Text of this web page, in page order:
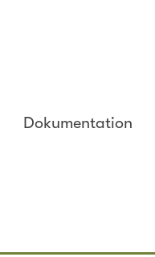
Dokumentation